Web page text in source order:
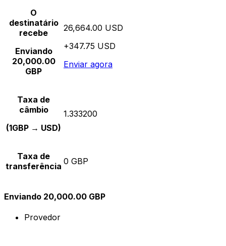
O
destinatário
recebe
Enviando
20,000.00
GBP
26,664.00 USD
+347.75 USD
Enviar agora
Taxa de
câmbio
(1GBP → USD)
1.333200
Taxa de
transferência 0 GBP
Enviando 20,000.00 GBP
Provedor